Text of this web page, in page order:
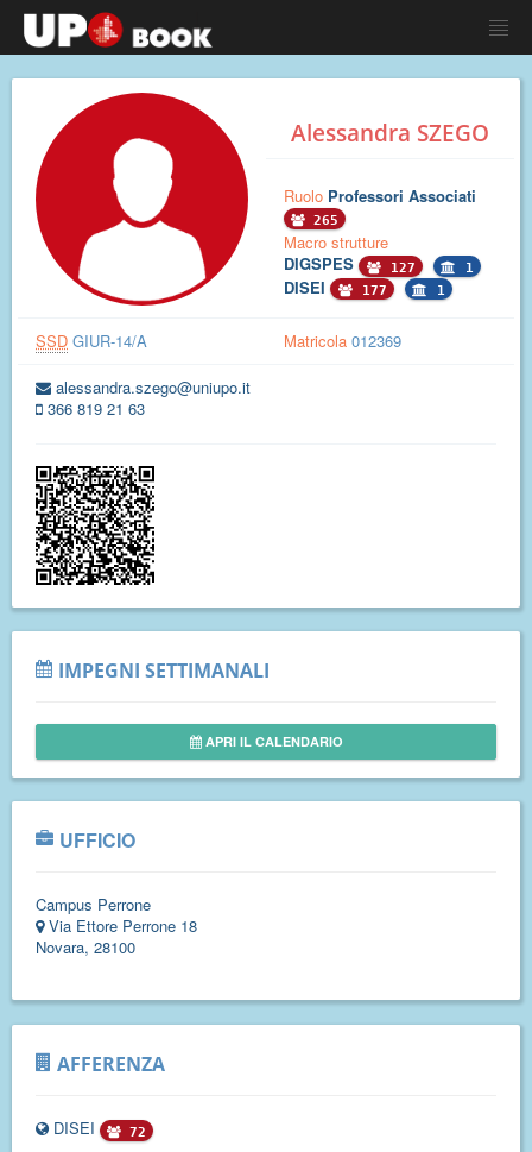
Alessandra SZEGO
Ruolo Professori Associati
265
Macro strutture
DIGSPES
127 1
DISEI 177 1
SSD GIUR-14/A Matricola 012369
alessandra.szego@uniupo.it
366 819 21 63
IMPEGNI SETTIMANALI
APRI IL CALENDARIO
UFFICIO
Campus Perrone
Via Ettore Perrone 18
Novara, 28100
AFFERENZA
DISEI 72